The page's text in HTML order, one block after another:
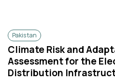
Pakistan
Climate Risk and
Assessment for the
Distribution